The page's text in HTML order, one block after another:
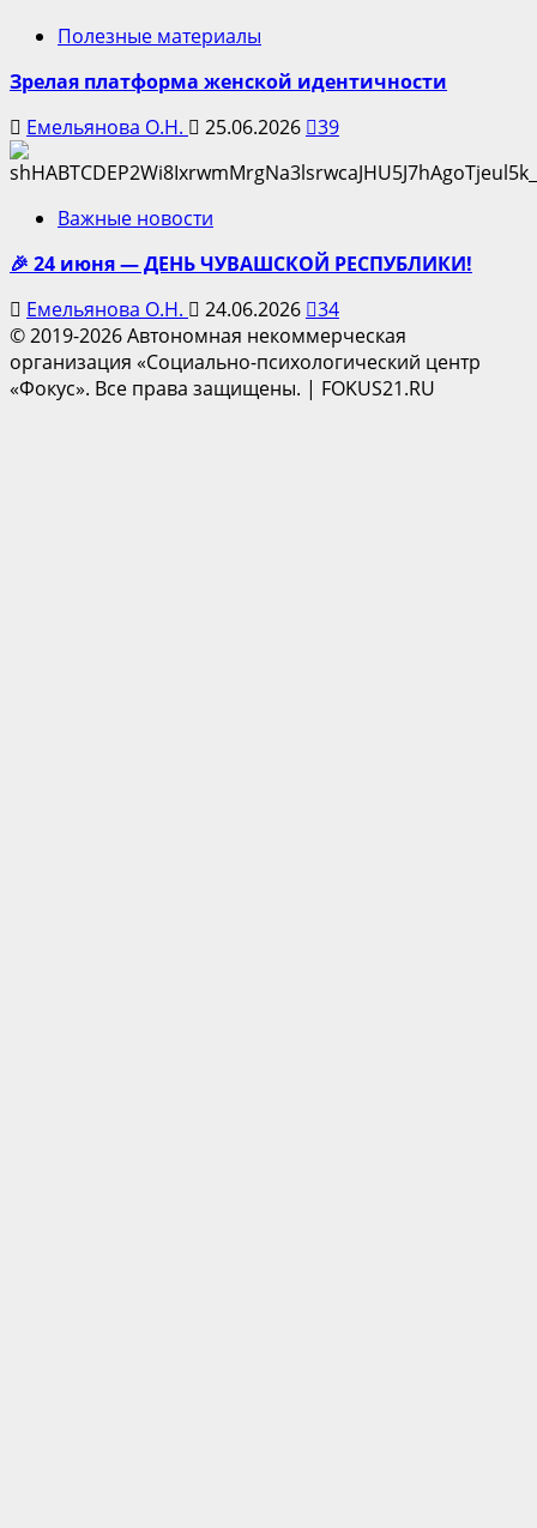
Полезные материалы
Зрелая платформа женской идентичности
Емельянова О.Н.
25.06.2026 39
Важные новости
🎉 24 июня — ДЕНЬ ЧУВАШСКОЙ РЕСПУБЛИКИ!
Емельянова О.Н.
24.06.2026
34
© 2019-2026 Автономная некоммерческая
организация «Социально-психологический центр
«Фокус». Все права защищены. | FOKUS21.RU